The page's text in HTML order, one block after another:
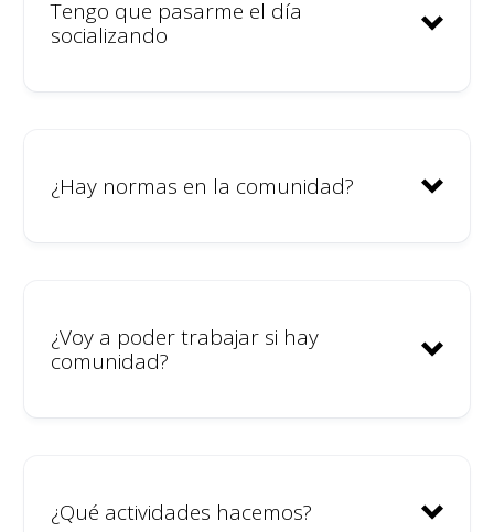
Tengo que pasarme el día
socializando
¿Hay normas en la comunidad?
¿Voy a poder trabajar si hay
comunidad?
¿Qué actividades hacemos?